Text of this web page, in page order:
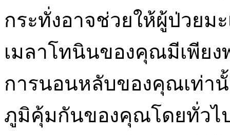
กระทั่งอาจช่วยให้ผู้ป่วยม
เมลาโทนินของคุณมีเพียง
การนอนหลับของคุณเท่า
ภูมิคุ้มกันของคุณโดยทั่วไ